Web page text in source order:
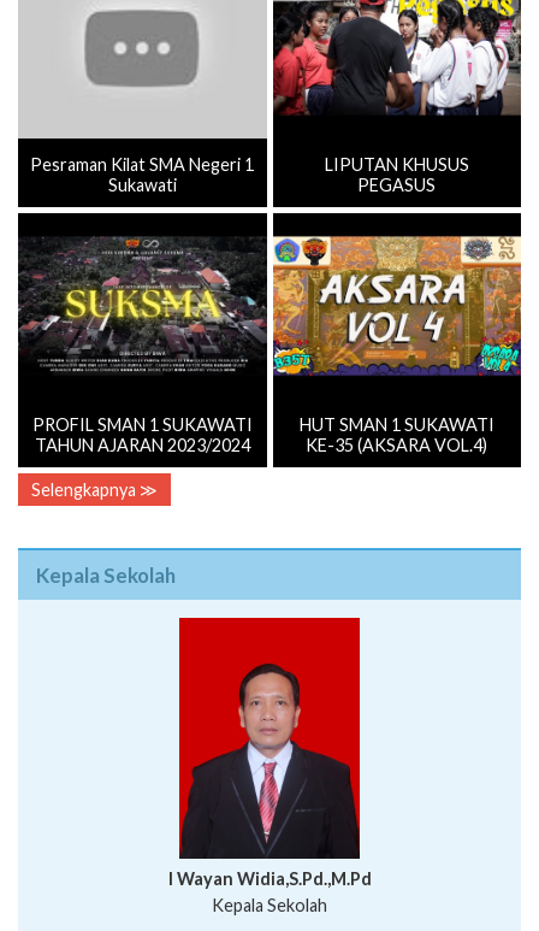
Pesraman Kilat SMA Negeri 1
Sukawati
LIPUTAN KHUSUS
PEGASUS
PROFIL SMAN 1 SUKAWATI
TAHUN AJARAN 2023/2024
HUT SMAN 1 SUKAWATI
KE-35 (AKSARA VOL.4)
Selengkapnya ≫
Kepala Sekolah
I Wayan Widia,S.Pd.,M.Pd
Kepala Sekolah